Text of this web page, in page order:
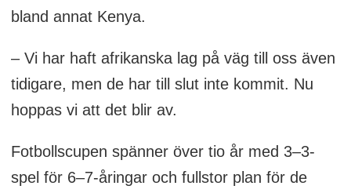
bland annat Kenya.
– Vi har haft afrikanska lag på väg till oss även
tidigare, men de har till slut inte kommit. Nu
hoppas vi att det blir av.
Fotbollscupen spänner över tio år med 3–3-
spel för 6–7-åringar och fullstor plan för de